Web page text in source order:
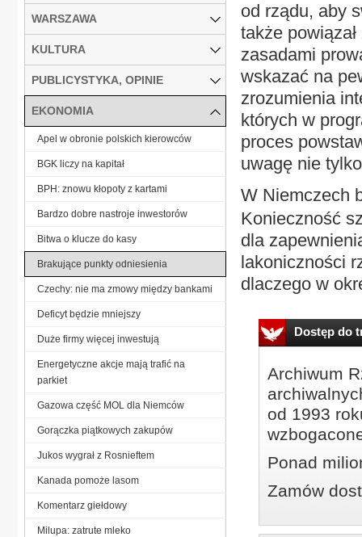
od rządu, aby
także
zasadami
wskazać na
zrozumienia
których w
proces
uwagę nie
W Niemczech
Konieczność
dla
lakoniczności
dlaczego w
Dostęp do
Archiwum
od 1993
Ponad
Zamów
WARSZAWA
KULTURA
PUBLICYSTYKA, OPINIE
EKONOMIA
Apel w obronie polskich kierowców
BGK liczy na kapitał
BPH: znowu kłopoty z kartami
Bardzo dobre nastroje inwestorów
Bitwa o klucze do kasy
Brakujące punkty odniesienia
Czechy: nie ma zmowy między bankami
Deficyt będzie mniejszy
Duże firmy więcej inwestują
Energetyczne akcje mają trafić na
parkiet
Gazowa część MOL dla Niemców
Gorączka piątkowych zakupów
Jukos wygrał z Rosnieftem
Kanada pomoże lasom
Komentarz giełdowy
Milupa: zatrute mleko